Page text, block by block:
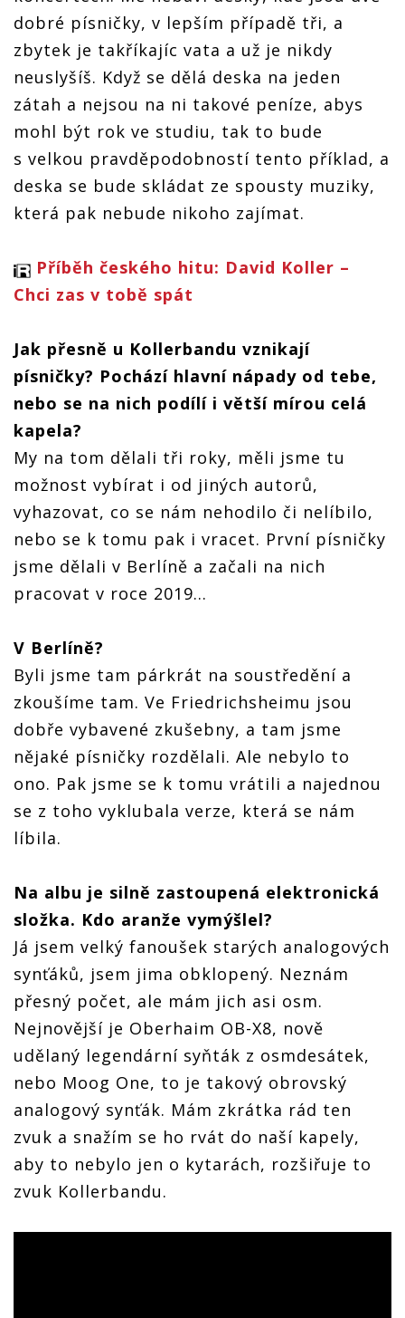
dobré písničky, v lepším případě tři, a
zbytek je takříkajíc vata a už je nikdy
neuslyšíš. Když se dělá deska na jeden
zátah a nejsou na ni takové peníze, abys
mohl být rok ve studiu, tak to bude
s velkou pravděpodobností tento příklad, a
deska se bude skládat ze spousty muziky,
která pak nebude nikoho zajímat.
Příběh českého hitu: David Koller –
Chci zas v tobě spát
Jak přesně u Kollerbandu vznikají
písničky? Pochází hlavní nápady od tebe,
nebo se na nich podílí i větší mírou celá
kapela?
My na tom dělali tři roky, měli jsme tu
možnost vybírat i od jiných autorů,
vyhazovat, co se nám nehodilo či nelíbilo,
nebo se k tomu pak i vracet. První písničky
jsme dělali v Berlíně a začali na nich
pracovat v roce 2019...
V Berlíně?
Byli jsme tam párkrát na soustředění a
zkoušíme tam. Ve Friedrichsheimu jsou
dobře vybavené zkušebny, a tam jsme
nějaké písničky rozdělali. Ale nebylo to
ono. Pak jsme se k tomu vrátili a najednou
se z toho vyklubala verze, která se nám
líbila.
Na albu je silně zastoupená elektronická
složka. Kdo aranže vymýšlel?
Já jsem velký fanoušek starých analogových
synťáků, jsem jima obklopený. Neznám
přesný počet, ale mám jich asi osm.
Nejnovější je Oberhaim OB-X8, nově
udělaný legendární syňták z osmdesátek,
nebo Moog One, to je takový obrovský
analogový synťák. Mám zkrátka rád ten
zvuk a snažím se ho rvát do naší kapely,
aby to nebylo jen o kytarách, rozšiřuje to
zvuk Kollerbandu.